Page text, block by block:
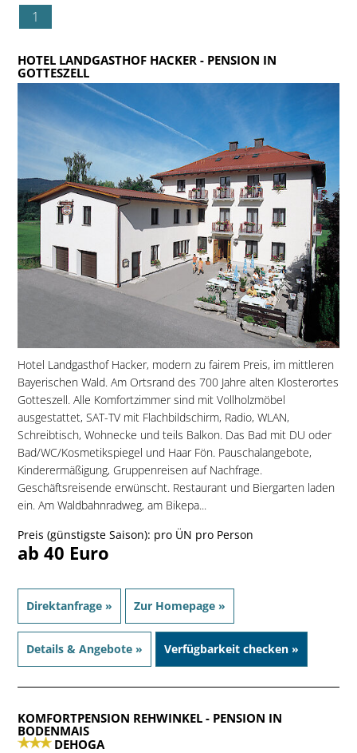
1
HOTEL LANDGASTHOF HACKER - PENSION IN
GOTTESZELL
Hotel Landgasthof Hacker, modern zu fairem Preis, im mittleren
Bayerischen Wald. Am Ortsrand des 700 Jahre alten Klosterortes
Gotteszell. Alle Komfortzimmer sind mit Vollholzmöbel
ausgestattet, SAT-TV mit Flachbildschirm, Radio, WLAN,
Schreibtisch, Wohnecke und teils Balkon. Das Bad mit DU oder
Bad/WC/Kosmetikspiegel und Haar Fön. Pauschalangebote,
Kinderermäßigung, Gruppenreisen auf Nachfrage.
Geschäftsreisende erwünscht. Restaurant und Biergarten laden
ein. Am Waldbahnradweg, am Bikepa...
Preis (günstigste Saison): pro ÜN pro Person
ab 40 Euro
Direktanfrage » Zur Homepage »
Details & Angebote » Verfügbarkeit checken »
KOMFORTPENSION REHWINKEL- PENSION IN
BODENMAIS
DEHOGA